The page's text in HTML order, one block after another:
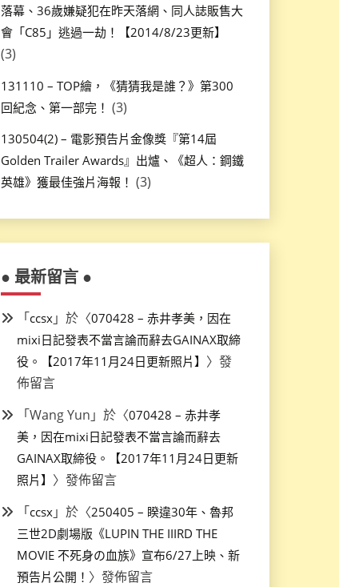
落幕、36歲嫌疑犯在昨天落網、同人誌販售大
會「C85」逃過一劫！【2014/8/23更新】
(3)
131110 – TOP繪，《猜猜我是誰？》第300
回紀念、第一部完！ (3)
130504(2) – 電影預告片金像獎『第14屆
Golden Trailer Awards』出爐、《超人：鋼鐵
英雄》獲最佳強片海報！ (3)
● 最新留言 ●
「ccsx」於〈070428 – 赤井孝美，因在
mixi日記發表不當言論而辭去GAINAX取締
役。【2017年11月24日更新照片】 〉發
佈留言
「Wang Yun 」於〈070428 – 赤井孝
美，因在mixi日記發表不當言論而辭去
GAINAX取締役。【2017年11月24日更新
照片】 〉發佈留言
「ccsx」於〈250405 – 睽違30年、魯邦
三世2D劇場版《LUPIN THE IIIRD THE
MOVIE 不死身の血族》宣布6/27上映、新
預告片公開！ 〉發佈留言